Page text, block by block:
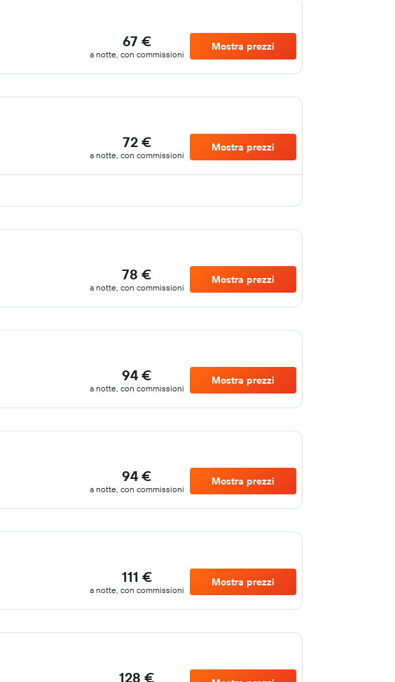
67 €
a notte, con commissioni
Mostra prezzi
72 €
a notte, con commissioni
Mostra prezzi
78 €
a notte, con commissioni
Mostra prezzi
94 €
a notte, con commissioni
Mostra prezzi
94 €
a notte, con commissioni
Mostra prezzi
111 €
a notte, con commissioni
Mostra prezzi
128 €